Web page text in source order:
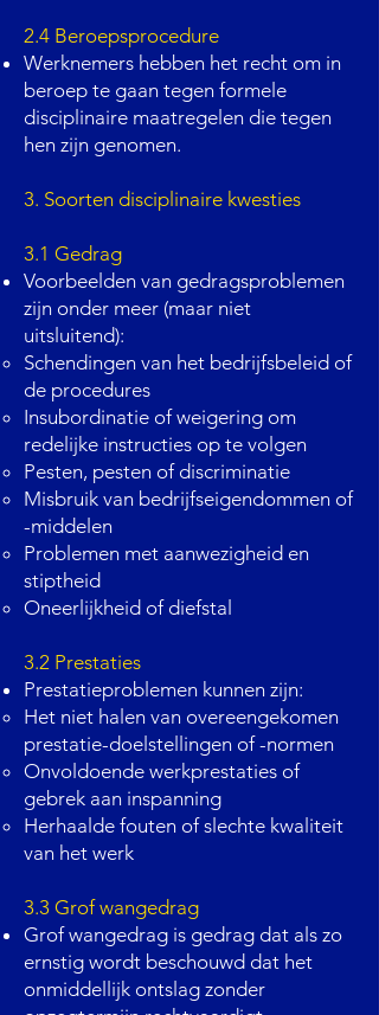
2.4 Beroepsprocedure
Werknemers hebben het recht om in
beroep te gaan tegen formele
disciplinaire maatregelen die tegen
hen zijn genomen.
3. Soorten disciplinaire kwesties
3.1 Gedrag
Voorbeelden van gedragsproblemen
zijn onder meer (maar niet
uitsluitend):
Schendingen van het bedrijfsbeleid of
de procedures
Insubordinatie of weigering om
redelijke instructies op te volgen
Pesten, pesten of discriminatie
Misbruik van bedrijfseigendommen of
-middelen
Problemen met aanwezigheid en
stiptheid
Oneerlijkheid of diefstal
3.2 Prestaties
Prestatieproblemen kunnen zijn:
Het niet halen van overeengekomen
prestatie-doelstellingen of -normen
Onvoldoende werkprestaties of
gebrek aan inspanning
Herhaalde fouten of slechte kwaliteit
van het werk
3.3 Grof wangedrag
Grof wangedrag is gedrag dat als zo
ernstig wordt beschouwd dat het
onmiddellijk ontslag zonder